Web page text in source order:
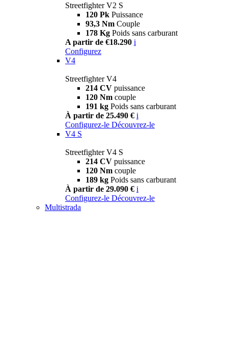
Streetfighter V2 S
120 Pk Puissance
93,3 Nm Couple
178 Kg Poids sans carburant
A partir de €18.290 i
Configurez
V4
Streetfighter V4
214 CV puissance
120 Nm couple
191 kg Poids sans carburant
À partir de 25.490 € i
Configurez-le Découvrez-le
V4 S
Streetfighter V4 S
214 CV puissance
120 Nm couple
189 kg Poids sans carburant
À partir de 29.090 € i
Configurez-le Découvrez-le
Multistrada